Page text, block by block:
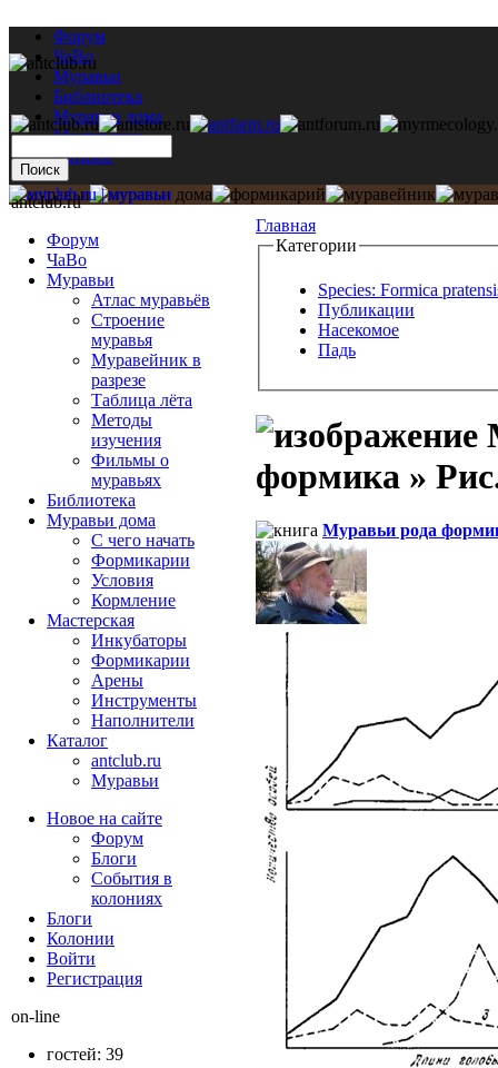
Форум
ЧаВо
Муравьи
Библиотека
Муравьи дома
Мастерская
Каталог
Главная
Категории
Species: Formica
Публикации
Насекомое
Падь
формика »
Муравьи рода
antclub.ru
Форум
ЧаВо
Муравьи
Атлас муравьёв
Строение
муравья
Муравейник в
разрезе
Таблица лёта
Методы
изучения
Фильмы о
муравьях
Библиотека
Муравьи дома
С чего начать
Формикарии
Условия
Кормление
Мастерская
Инкубаторы
Формикарии
Арены
Инструменты
Наполнители
Каталог
antclub.ru
Муравьи
Новое на сайте
Форум
Блоги
События в
колониях
Блоги
Колонии
Войти
Peгиcтpaция
on-line
гостей: 39